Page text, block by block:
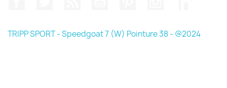
TRIPP SPORT - Speedgoat 7 (W) Pointure 38 - @2024